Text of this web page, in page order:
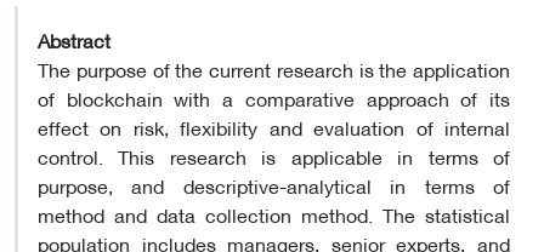
Abstract
The purpose of the current research is the application
of blockchain with a comparative approach of its
effect on risk, flexibility and evaluation of internal
control. This research is applicable in terms of
purpose, and descriptive-analytical in terms of
method and data collection method. The statistical
population includes managers, senior experts, and